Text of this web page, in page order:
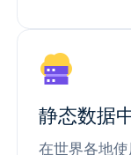
静态数据
在世界各地